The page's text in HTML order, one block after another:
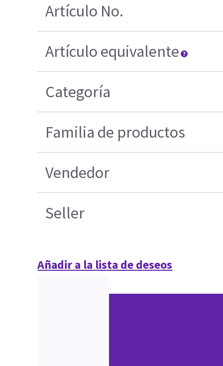
Artículo No.
Artículo equivalente
Categoría
Familia de productos
Vendedor
Seller
Añadir a la lista de deseos